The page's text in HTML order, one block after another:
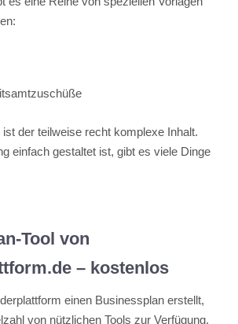
der teilweise recht komplexe Inhalt.
einfach gestaltet ist, gibt es viele Dinge
Tool von
– kostenlos
einen Businessplan erstellt,
von nützlichen Tools zur Verfügung.